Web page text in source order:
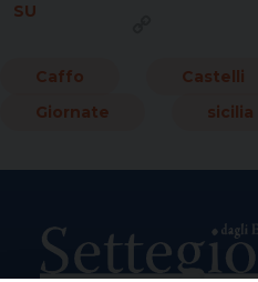
SU
Caffo
Castelli
Giornate
sicilia